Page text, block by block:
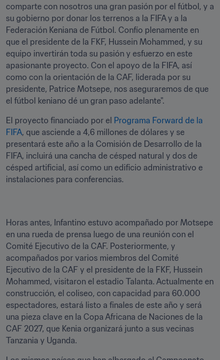
comparte con nosotros una gran pasión por el fútbol, y a
su gobierno por donar los terrenos a la FIFA y a la
Federación Keniana de Fútbol. Confío plenamente en
que el presidente de la FKF, Hussein Mohammed, y su
equipo invertirán toda su pasión y esfuerzo en este
apasionante proyecto. Con el apoyo de la FIFA, así
como con la orientación de la CAF, liderada por su
presidente, Patrice Motsepe, nos aseguraremos de que
el fútbol keniano dé un gran paso adelante".
El proyecto financiado por el Programa Forward de la
FIFA, que asciende a 4,6 millones de dólares y se
presentará este año a la Comisión de Desarrollo de la
FIFA, incluirá una cancha de césped natural y dos de
césped artificial, así como un edificio administrativo e
instalaciones para conferencias.
Horas antes, Infantino estuvo acompañado por Motsepe
en una rueda de prensa luego de una reunión con el
Comité Ejecutivo de la CAF. Posteriormente, y
acompañados por varios miembros del Comité
Ejecutivo de la CAF y el presidente de la FKF, Hussein
Mohammed, visitaron el estadio Talanta. Actualmente en
construcción, el coliseo, con capacidad para 60.000
espectadores, estará listo a finales de este año y será
una pieza clave en la Copa Africana de Naciones de la
CAF 2027, que Kenia organizará junto a sus vecinas
Tanzania y Uganda.